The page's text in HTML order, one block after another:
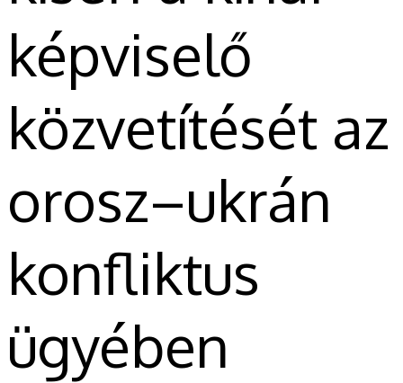
képviselő
közvetítését az
orosz–ukrán
konfliktus
ügyében